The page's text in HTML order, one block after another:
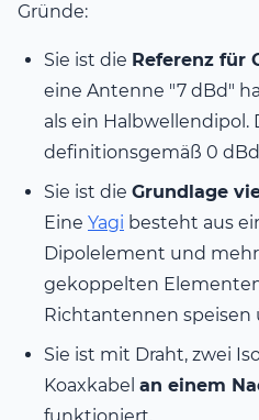
Gründe:
Sie ist die Referenz für
eine Antenne "7 dBd"
als ein Halbwellendipol.
definitionsgemäß 0
Sie ist die Grundlage
Eine Yagi besteht aus
Dipolelement und
gekoppelten
Richtantennen speisen
Sie ist mit Draht, zwei
Koaxkabel an einem